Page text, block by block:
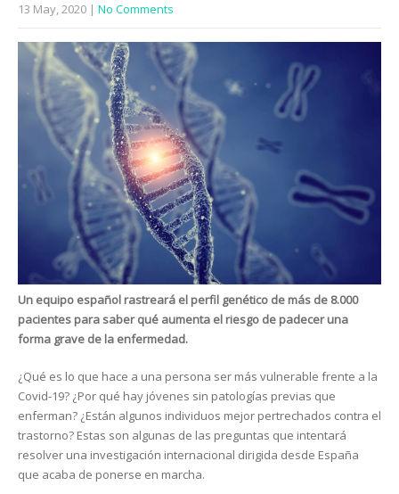
13 May, 2020 | No Comments
Un equipo español rastreará el perfil genético de más de 8.000
pacientes para saber qué aumenta el riesgo de padecer una
forma grave de la enfermedad.
¿Qué es lo que hace a una persona ser más vulnerable frente a la
Covid-19? ¿Por qué hay jóvenes sin patologías previas que
enferman? ¿Están algunos individuos mejor pertrechados contra el
trastorno? Estas son algunas de las preguntas que intentará
resolver una investigación internacional dirigida desde España
que acaba de ponerse en marcha.